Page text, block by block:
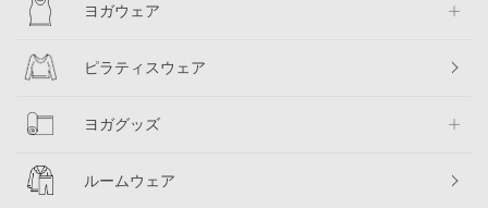
ヨガウェア
ピラティスウェア
ヨガグッズ
ルームウェア